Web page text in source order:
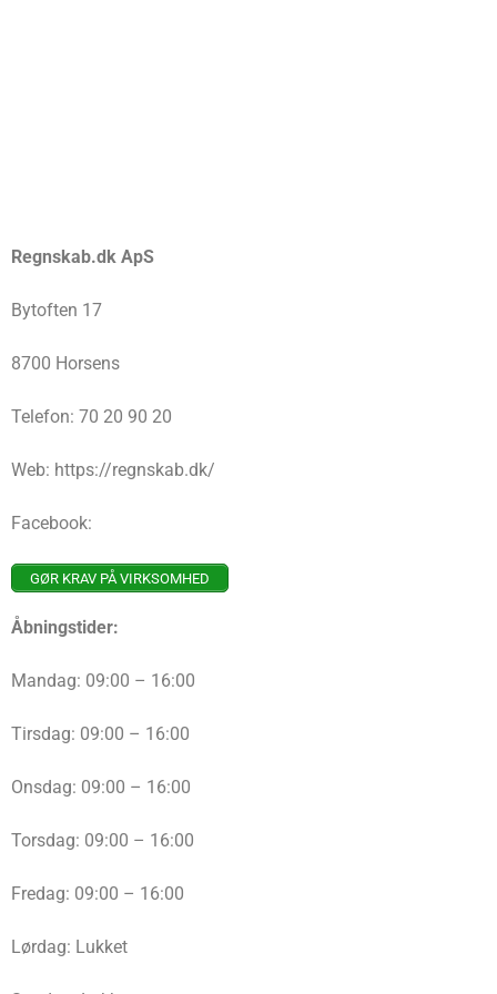
Regnskab.dk ApS
Bytoften 17
8700 Horsens
Telefon: 70 20 90 20
Web: https://regnskab.dk/
Facebook:
GØR KRAV PÅ VIRKSOMHED
Åbningstider:
Mandag: 09:00 – 16:00
Tirsdag: 09:00 – 16:00
Onsdag: 09:00 – 16:00
Torsdag: 09:00 – 16:00
Fredag: 09:00 – 16:00
Lørdag: Lukket